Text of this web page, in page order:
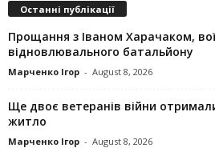
Останні публікації
Прощання з Іваном Харачаком,
відновлювального батальйону
Марченко Ігор - August 8, 2026
Ще двоє ветеранів війни
житло
Марченко Ігор - August 8, 2026